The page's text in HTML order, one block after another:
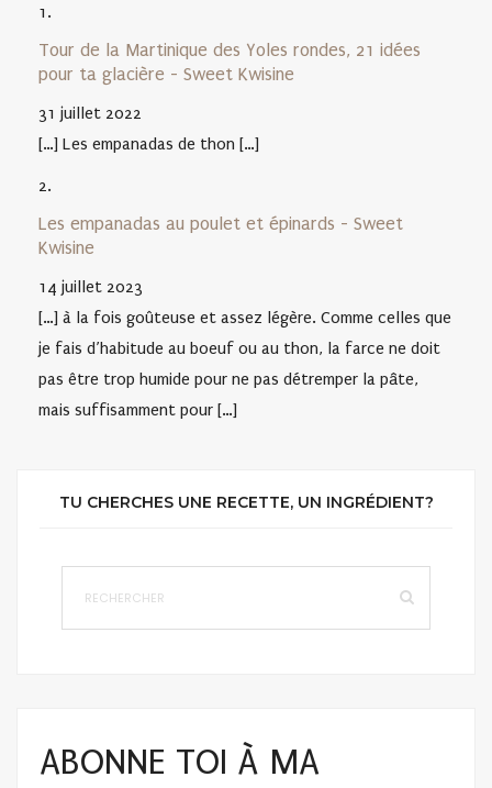
Tour de la Martinique des Yoles rondes, 21 idées
pour ta glacière - Sweet Kwisine
31 juillet 2022
[…] Les empanadas de thon […]
Les empanadas au poulet et épinards - Sweet
Kwisine
14 juillet 2023
[…] à la fois goûteuse et assez légère. Comme celles que
je fais d’habitude au boeuf ou au thon, la farce ne doit
pas être trop humide pour ne pas détremper la pâte,
mais suffisamment pour […]
TU CHERCHES UNE RECETTE, UN INGRÉDIENT?
ABONNE TOI À MA